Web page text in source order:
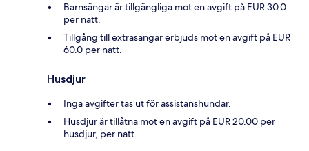
Barnsängar är tillgängliga mot en avgift på EUR 30.0
per natt.
Tillgång till extrasängar erbjuds mot en avgift på EUR
60.0 per natt.
Husdjur
Inga avgifter tas ut för assistanshundar.
Husdjur är tillåtna mot en avgift på EUR 20.00 per
husdjur, per natt.